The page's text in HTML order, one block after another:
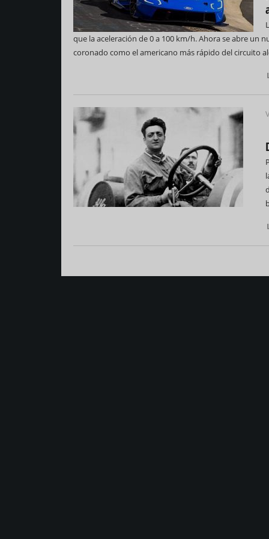
que la aceleración de 0 a 100 km/h. Ahora se abre un
coronado como el americano más rápido del circuito